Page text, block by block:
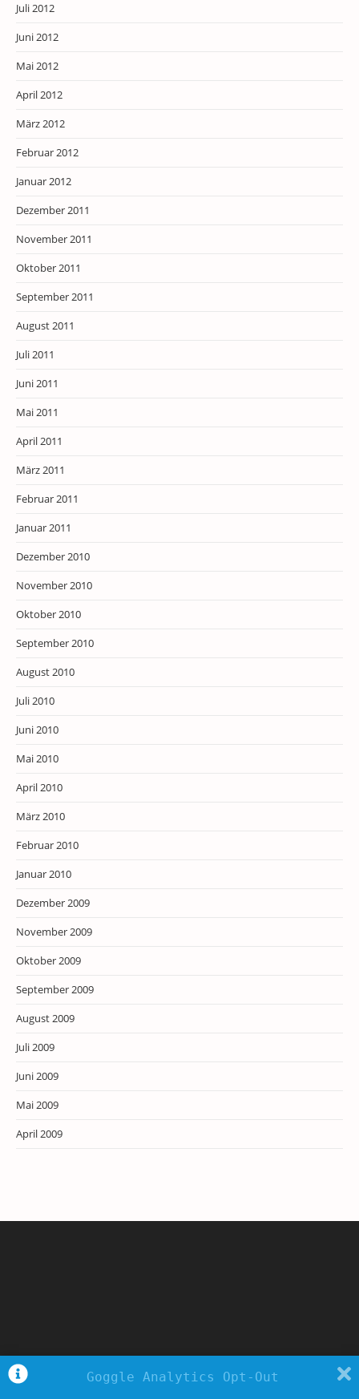
Juli 2012
Juni 2012
Mai 2012
April 2012
März 2012
Februar 2012
Januar 2012
Dezember 2011
November 2011
Oktober 2011
September 2011
August 2011
Juli 2011
Juni 2011
Mai 2011
April 2011
März 2011
Februar 2011
Januar 2011
Dezember 2010
November 2010
Oktober 2010
September 2010
August 2010
Juli 2010
Juni 2010
Mai 2010
April 2010
März 2010
Februar 2010
Januar 2010
Dezember 2009
November 2009
Oktober 2009
September 2009
August 2009
Juli 2009
Juni 2009
Mai 2009
April 2009
Copyright - WordPress Theme by OceanWP
Goggle Analytics Opt-Out